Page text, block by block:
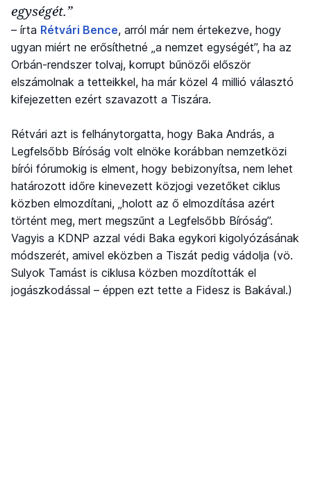
egységét.”
– írta Rétvári Bence, arról már nem értekezve, hogy
ugyan miért ne erősíthetné „a nemzet egységét”, ha az
Orbán-rendszer tolvaj, korrupt bűnözői először
elszámolnak a tetteikkel, ha már közel 4 millió választó
kifejezetten ezért szavazott a Tiszára.
Rétvári azt is felhánytorgatta, hogy Baka András, a
Legfelsőbb Bíróság volt elnöke korábban nemzetközi
bírói fórumokig is elment, hogy bebizonyítsa, nem lehet
határozott időre kinevezett közjogi vezetőket ciklus
közben elmozdítani, „holott az ő elmozdítása azért
történt meg, mert megszűnt a Legfelsőbb Bíróság”.
Vagyis a KDNP azzal védi Baka egykori kigolyózásának
módszerét, amivel eközben a Tiszát pedig vádolja (vö.
Sulyok Tamást is ciklusa közben mozdították el
jogászkodással – éppen ezt tette a Fidesz is Bakával.)